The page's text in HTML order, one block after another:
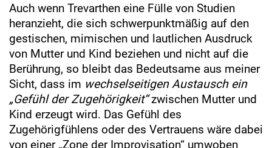
Auch wenn Trevarthen eine Fülle von Studien
heranzieht, die sich schwerpunktmäßig auf den
gestischen, mimischen und lautlichen Ausdruck
von Mutter und Kind beziehen und nicht auf die
Berührung, so bleibt das Bedeutsame aus meiner
Sicht, dass im wechselseitigen Austausch ein
„Gefühl der Zugehörigkeit“zwischen Mutter und
Kind erzeugt wird. Das Gefühl des
Zugehörigfühlens oder des Vertrauens wäre dabei
von einer „Zone der Improvisation“ umwoben